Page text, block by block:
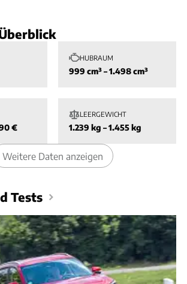
HUBRAUM
999 cm³ – 1.498 cm³
€
LEERGEWICHT
1.239 kg – 1.455 kg
Weitere Daten anzeigen
Tests